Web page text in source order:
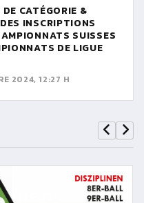
CATÉGORIE &
INSCRIPTIONS
SUISSES
DE LIGUE
2024, 12:27 H